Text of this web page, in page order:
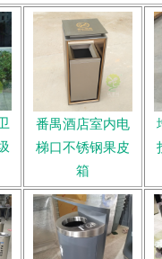
番禺酒店室内电
梯口不锈钢果皮
箱